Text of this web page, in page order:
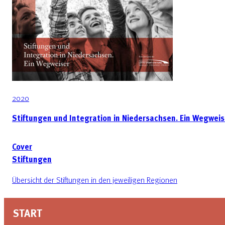
2020
Stiftungen und Integration in Niedersachsen. Ein
Cover
Stiftungen
Übersicht der Stiftungen in den jeweiligen Regionen
START